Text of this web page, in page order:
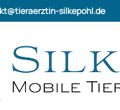
silkepohl.de